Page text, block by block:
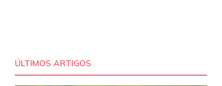
ÚLTIMOS ARTIGOS